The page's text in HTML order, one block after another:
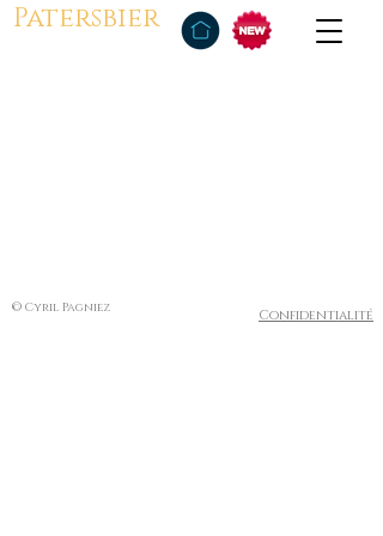
Patersbier
© Cyril Pagniez Confidentialité